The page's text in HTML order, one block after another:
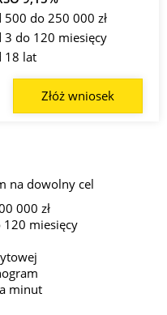
500 do 250 000 zł
3 do 120 miesięcy
18 lat
Złóż wniosek
na dowolny cel
000 zł
miesięcy
minut